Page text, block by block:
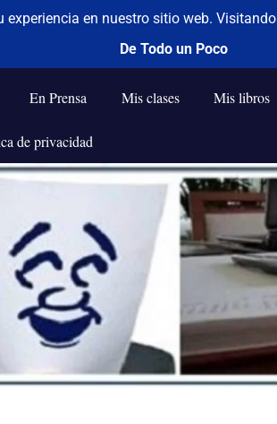
En Prensa Mis clases Mis libros
de privacidad